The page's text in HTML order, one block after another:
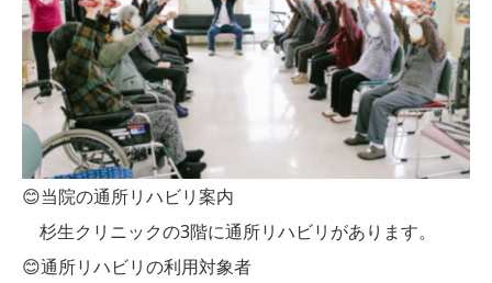
アクセス
職員募集
施設基準
😊当院の通所リハビリ案内
杉生クリニックの3階に通所リハビリがあります。
😊通所リハビリの利用対象者